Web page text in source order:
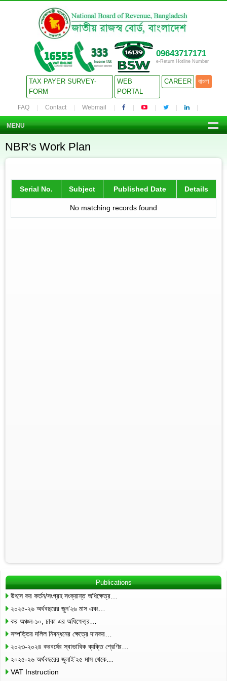
09643717171
e-Return Hotline Number
TAX PAYER SURVEY-
FORM
WEB
PORTAL
CAREER বাংলা
FAQ Contact Webmail
MENU
NBR's Work Plan
Serial No. Subject Published Date Details
No matching records found
Publications
উৎসে কর কর্তন/সংগ্রহ সংক্রান্ত অধিক্ষেত্র…
২০২৫-২৬ অর্থবছরের জুন’২৬ মাস এবং…
কর অঞ্চল-১০, ঢাকা এর অধিক্ষেত্র…
সম্পত্তির দলিল নিবন্ধনের ক্ষেত্রে দানকর…
২০২৩-২০২৪ করবর্ষের স্বাভাবিক ব্যক্তি শ্রেণির…
২০২৫-২৬ অর্থবছরের জুলাই’২৫ মাস থেকে…
VAT Instruction